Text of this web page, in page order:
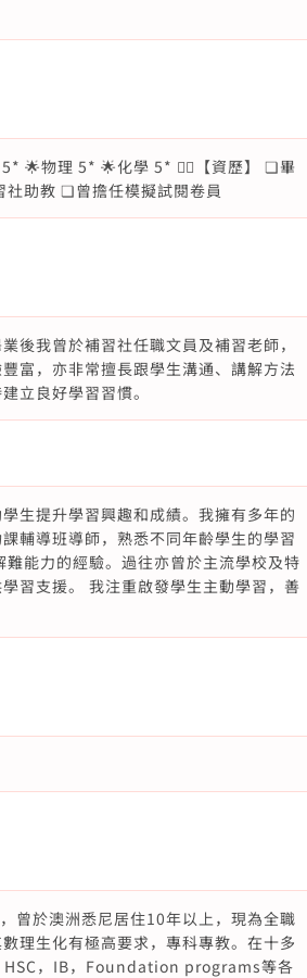
🌟物理 5* 🌟化學 5* ✍🏻【資歷】 ❏畢
助教 ❏︎曾擔任模擬試閱卷員
後我曾於補習社任職文員及補習老師，
富，亦非常擅長跟學生溝通、講解方法
立良好學習習慣。
生提升學習興趣和成績。我擁有多年的
輔導班導師，熟悉不同年齡學生的學習
能力的經驗。過往亦曾於主流學校及特
習支援。 我注重啟發學生主動學習，善
於澳洲悉尼居住10年以上，現為全職
理生化有極高要求，專科專教。在十多
HSC，IB，Foundation programs等各